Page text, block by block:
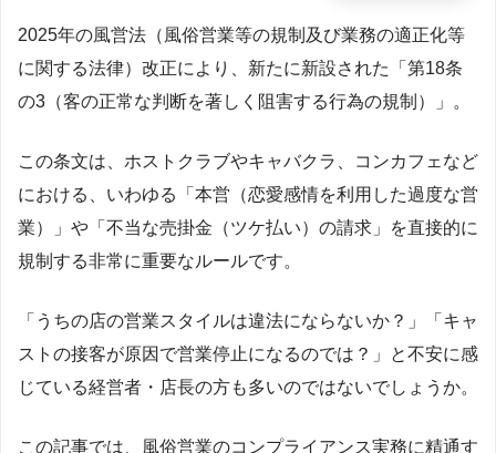
2025年の風営法（風俗営業等の規制及び業務の適正化等
に関する法律）改正により、新たに新設された「第18条
の3（客の正常な判断を著しく阻害する行為の規制）」。
この条文は、ホストクラブやキャバクラ、コンカフェなど
における、いわゆる「本営（恋愛感情を利用した過度な営
業）」や「不当な売掛金（ツケ払い）の請求」を直接的に
規制する非常に重要なルールです。
「うちの店の営業スタイルは違法にならないか？」「キャ
ストの接客が原因で営業停止になるのでは？」と不安に感
じている経営者・店長の方も多いのではないでしょうか。
この記事では、風俗営業のコンプライアンス実務に精通す